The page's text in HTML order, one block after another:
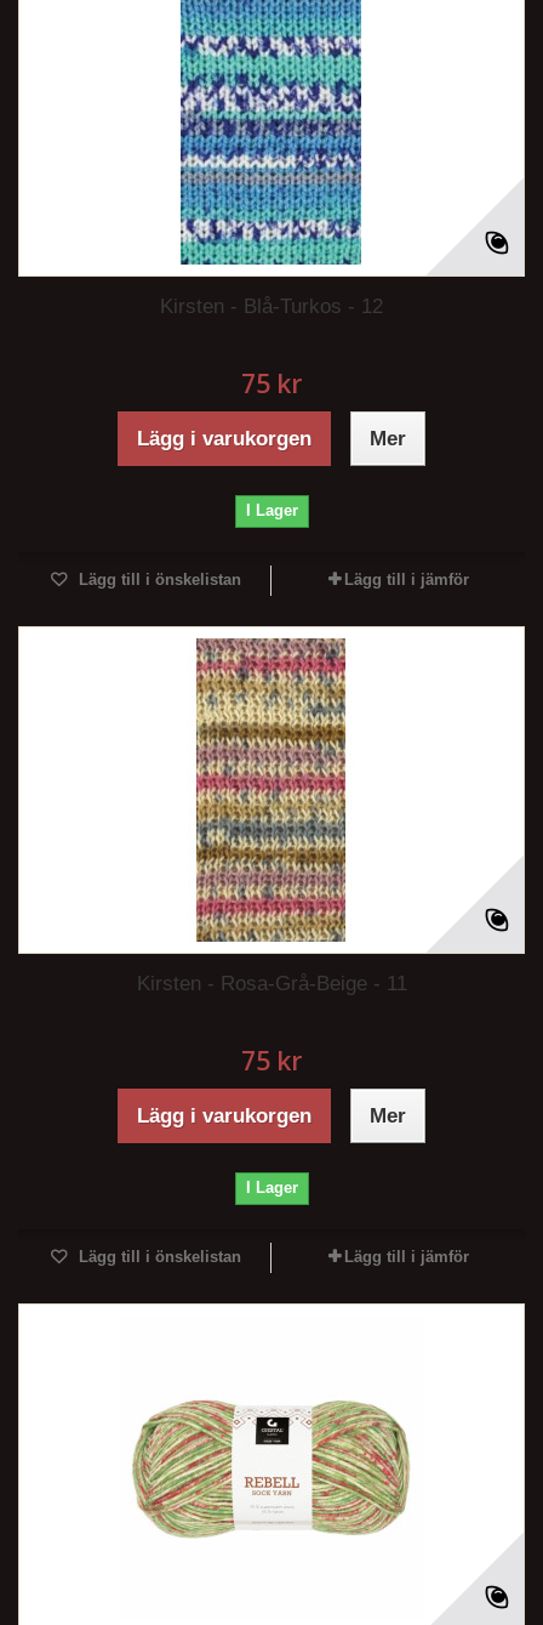
Kirsten - Blå-Turkos - 12
75 kr
Lägg i varukorgen Mer
I Lager
Lägg till i önskelistan Lägg till i jämför
Kirsten - Rosa-Grå-Beige - 11
75 kr
Lägg i varukorgen Mer
I Lager
Lägg till i önskelistan Lägg till i jämför